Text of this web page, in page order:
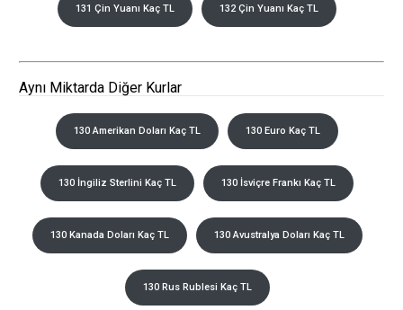
131 Çin Yuanı Kaç TL 132 Çin Yuanı Kaç TL
Aynı Miktarda Diğer Kurlar
130 Amerikan Doları Kaç TL 130 Euro Kaç TL
130 İngiliz Sterlini Kaç TL 130 İsviçre Frankı Kaç TL
130 Kanada Doları Kaç TL 130 Avustralya Doları Kaç TL
130 Rus Rublesi Kaç TL